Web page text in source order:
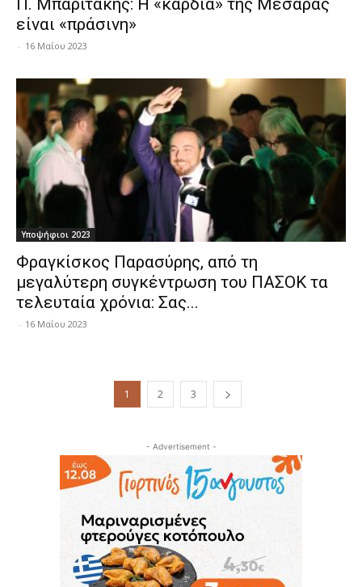
Π. Μπαριτάκης: Η «καρδιά» της Μεσαράς
είναι «πράσινη»
- 16 Μαΐου 2023
Υποψήφιοι 2023
Φραγκίσκος Παρασύρης, από τη
μεγαλύτερη συγκέντρωση του ΠΑΣΟΚ τα
τελευταία χρόνια: Σας...
- 16 Μαΐου 2023
1 2 3
- Advertisement -